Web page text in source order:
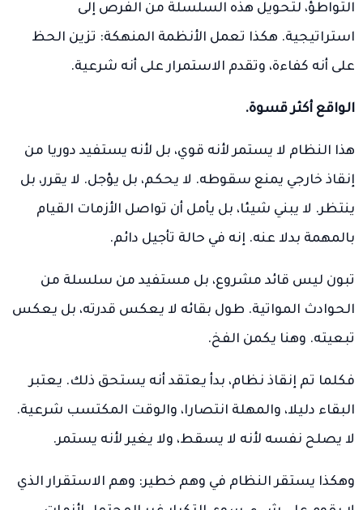
التواطؤ، لتحويل هذه السلسلة من الفرص إلى
استراتيجية. هكذا تعمل الأنظمة المنهكة: تزين الحظ
على أنه كفاءة، وتقدم الاستمرار على أنه شرعية.
الواقع أكثر قسوة.
هذا النظام لا يستمر لأنه قوي، بل لأنه يستفيد دوريا من
إنقاذ خارجي يمنع سقوطه. لا يحكم، بل يؤجل. لا يقرر، بل
ينتظر. لا يبني شيئا، بل يأمل أن تواصل الأزمات القيام
بالمهمة بدلا عنه. إنه في حالة تأجيل دائم.
تبون ليس قائد مشروع، بل مستفيد من سلسلة من
الحوادث المواتية. طول بقائه لا يعكس قدرته، بل يعكس
تبعيته. وهنا يكمن الفخ.
فكلما تم إنقاذ نظام، بدأ يعتقد أنه يستحق ذلك. يعتبر
البقاء دليلا، والمهلة انتصارا، والوقت المكتسب شرعية.
لا يصلح نفسه لأنه لا يسقط، ولا يغير لأنه يستمر.
وهكذا يستقر النظام في وهم خطير: وهم الاستقرار الذي